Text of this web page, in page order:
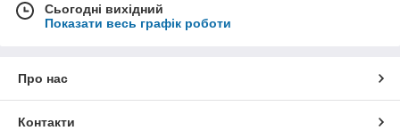
Сьогодні вихідний
Показати весь графік роботи
Про нас
Контакти